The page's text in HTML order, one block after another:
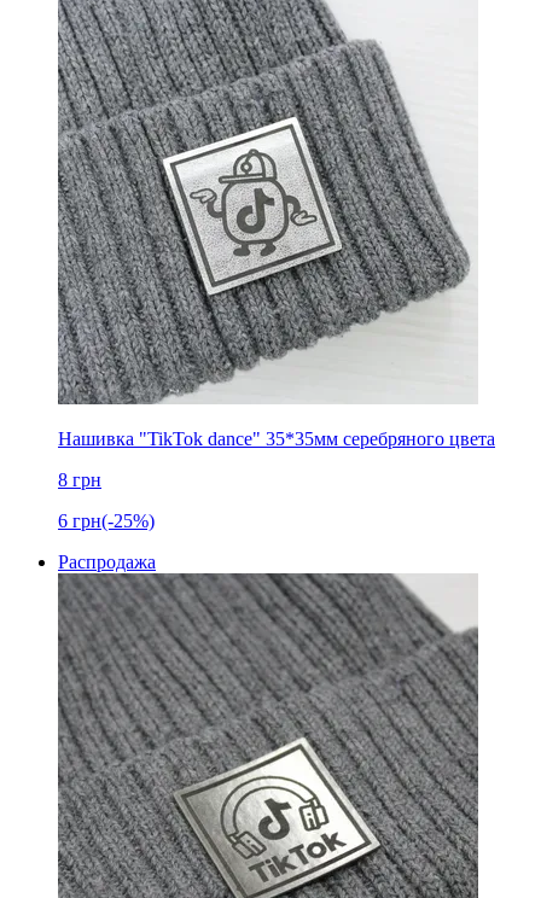
Нашивка "TikTok dance" 35*35мм серебряного цвета
8 грн
6 грн(-25%)
Распродажа